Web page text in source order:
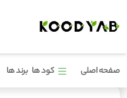
صفحه اصلی کود ها برند ها